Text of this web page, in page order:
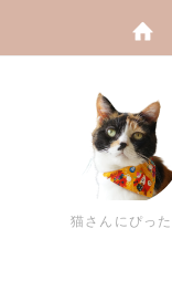
猫さんにぴっ